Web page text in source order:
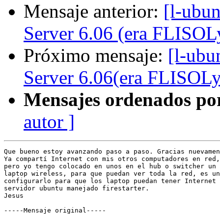
Mensaje anterior: [l-
Server 6.06 (era
Próximo mensaje: [l-
Server 6.06(era
Mensajes ordenados
autor ]
Que bueno estoy avanzando paso a paso. Gracias
Ya compartí Internet con mis otros computadores en
pero yo tengo colocado en unos en el hub o switcher
laptop wireless, para que puedan ver toda la red, es
configurarlo para que los laptop puedan tener Internet
servidor ubuntu manejado firestarter.
Jesus
-----Mensaje original-----